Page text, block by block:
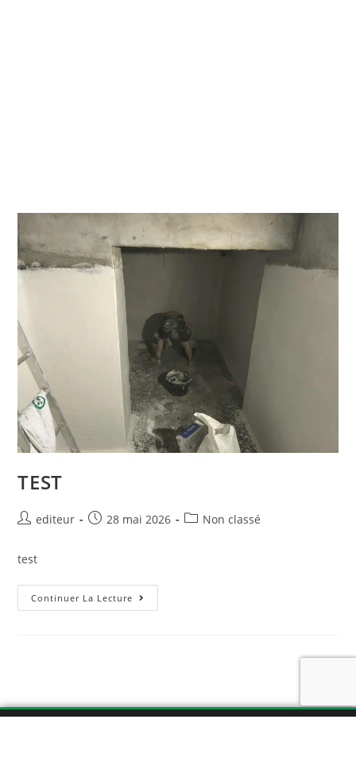
TEST
editeur 28 mai 2026 Non classé
test
Continuer La Lecture